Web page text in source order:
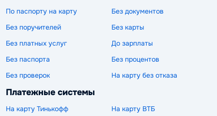
По паспорту на карту
Без документов
Без поручителей
Без карты
Без платных услуг
До зарплаты
Без паспорта
Без процентов
Без проверок
На карту без отказа
Платежные системы
На карту Тинькофф
На карту ВТБ